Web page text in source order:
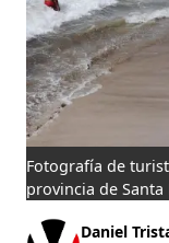
Fotografía de
provincia de Santa
Daniel